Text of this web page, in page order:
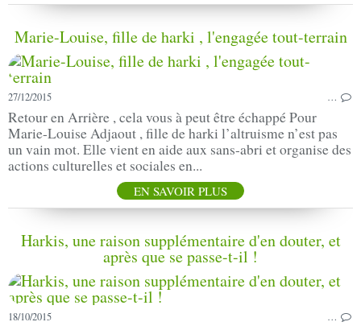
Marie-Louise, fille de harki , l'engagée tout-terrain
27/12/2015 …
Retour en Arrière , cela vous à peut être échappé Pour
Marie-Louise Adjaout , fille de harki l’altruisme n’est pas
un vain mot. Elle vient en aide aux sans-abri et organise des
actions culturelles et sociales en...
EN SAVOIR PLUS
Harkis, une raison supplémentaire d'en douter, et
après que se passe-t-il !
18/10/2015 …